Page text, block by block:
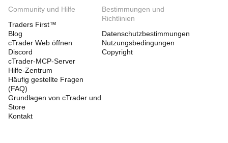
Community und Hilfe
Traders First™
Blog
cTrader Web öffnen
Discord
cTrader-MCP-Server
Hilfe-Zentrum
Häufig gestellte Fragen
(FAQ)
Grundlagen von cTrader und
Store
Kontakt
Bestimmungen und
Richtlinien
Datenschutzbestimmungen
Nutzungsbedingungen
Copyright